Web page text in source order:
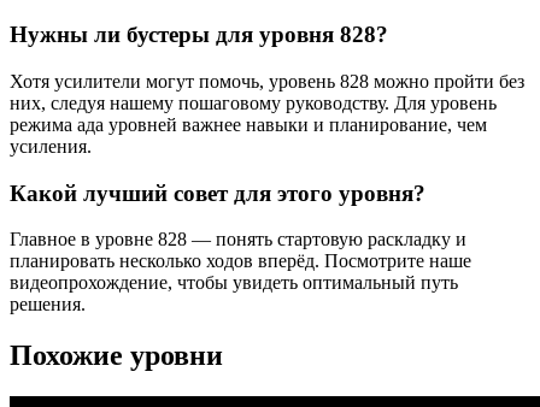
Нужны ли бустеры для уровня 828?
Хотя усилители могут помочь, уровень 828 можно пройти без
них, следуя нашему пошаговому руководству. Для уровень
режима ада уровней важнее навыки и планирование, чем
усиления.
Какой лучший совет для этого уровня?
Главное в уровне 828 — понять стартовую раскладку и
планировать несколько ходов вперёд. Посмотрите наше
видеопрохождение, чтобы увидеть оптимальный путь
решения.
Похожие уровни